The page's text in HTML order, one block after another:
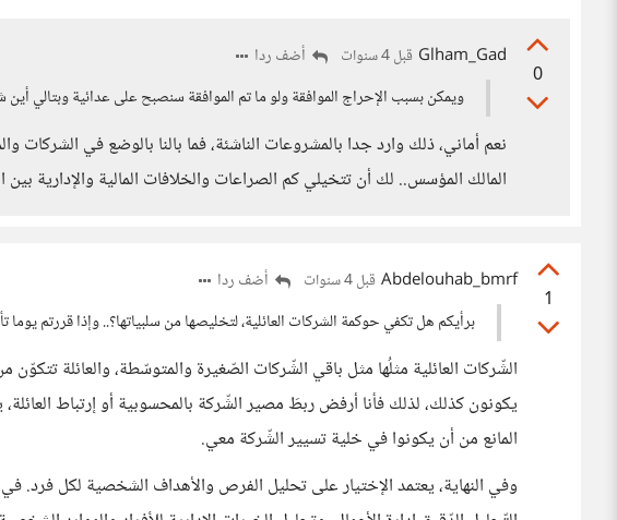
0
Glham_Gad قبل 4 سنوات
أضف ردا
ويمكن بسبب الإحراج الموافقة ولو ما تم الموافقة سنصبح على عدائية وبتالي
نعم أماني، ذلك وارد جدا بالمشروعات الناشئة، فما بالنا بالوضع في الشركات
المالك المؤسس.. لك أن تتخيلي كم الصراعات والخلافات المالية والإدارية
1
Abdelouhab_bmrf قبل 4 سنوات
أضف ردا
برأيكم هل تكفي حوكمة الشركات العائلية، لتخليصها من سلبياتها؟.. وإذا قررتم
الشّركات العائلية مثلُها مثل باقي الشّركات الصّغيرة والمتوسّطة، والعائلة
يكونون كذلك، لذلك فأنا أرفض ربطَ مصير الشّركة بالمحسوبية أو إرتباط
المانع من أن يكونوا في خلية تسيير الشّركة معي.
وفي النهاية، يعتمد الإختيار على تحليل الفرص والأهداف الشخصية لكل فرد.